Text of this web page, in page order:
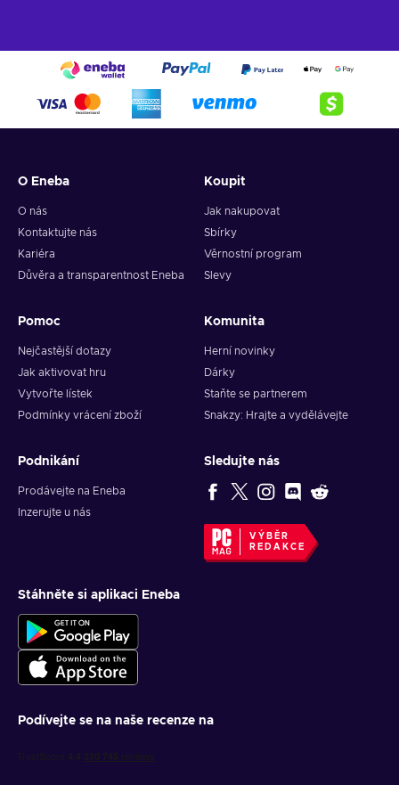
O Eneba
O nás
Kontaktujte nás
Kariéra
Důvěra a transparentnost Eneba
Koupit
Jak nakupovat
Sbírky
Věrnostní program
Slevy
Pomoc
Nejčastější dotazy
Jak aktivovat hru
Vytvořte lístek
Podmínky vrácení zboží
Komunita
Herní novinky
Dárky
Staňte se partnerem
Snakzy: Hrajte a vydělávejte
Podnikání
Prodávejte na Eneba
Inzerujte u nás
Sledujte nás
VÝBĚR
REDAKCE
Stáhněte si aplikaci Eneba
Podívejte se na naše recenze na